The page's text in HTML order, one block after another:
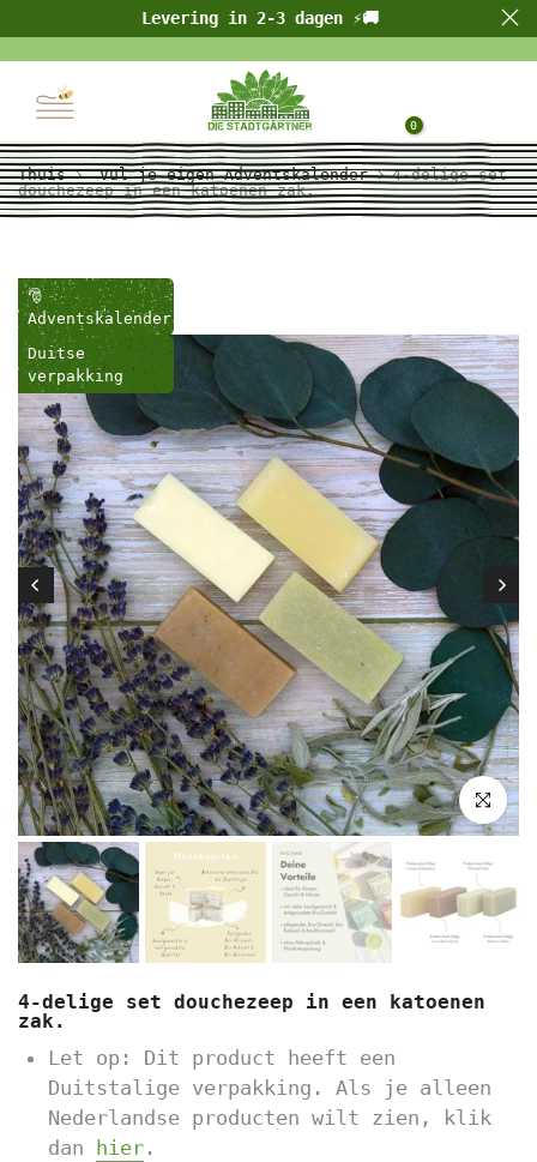
naar
inhoud
Levering in 2-3 dagen ⚡🚚
bij meer dan 10.000 beoordelingen op
Trusted Shops
0
Thuis Vul je eigen Adventskalender
4-delige set
douchezeep in een katoenen zak.
🎅
Adventskalender
Duitse
verpakking
Klik om
4-delige set douchezeep in een katoenen
zak.
Let op: Dit product heeft een
Duitstalige verpakking. Als je alleen
Nederlandse producten wilt zien, klik
dan
hier .